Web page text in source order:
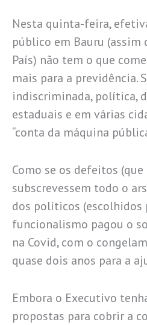
Nesta quinta-feira,
público em Bauru (assim
País) não tem o que
mais para a previdência.
indiscriminada, política,
estaduais e em várias
“conta da máquina
Como se os defeitos
subscrevessem todo o
dos políticos (escolhidos
funcionalismo pagou o
na Covid, com o
quase dois anos para a
Embora o Executivo
propostas para cobrir a